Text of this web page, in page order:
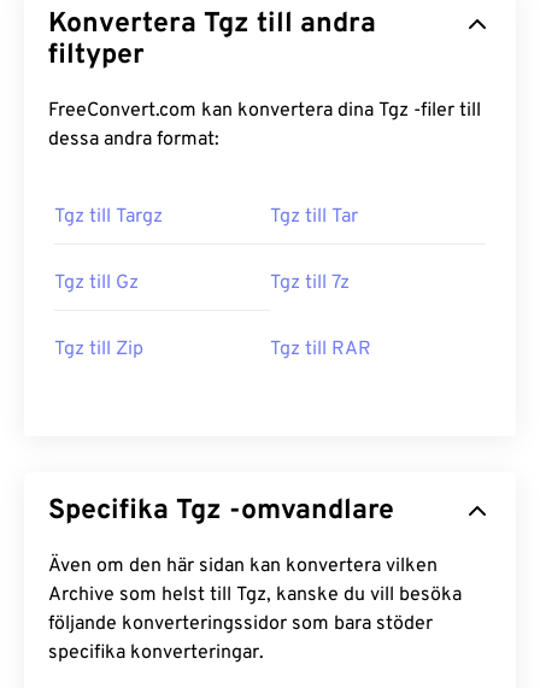
Konvertera Tgz till andra
filtyper
FreeConvert.com kan konvertera dina Tgz -filer till
dessa andra format:
Tgz till Targz Tgz till Tar
Tgz till Gz Tgz till 7z
Tgz till Zip Tgz till RAR
Specifika Tgz -omvandlare
Även om den här sidan kan konvertera vilken
Archive som helst till Tgz, kanske du vill besöka
följande konverteringssidor som bara stöder
specifika konverteringar.